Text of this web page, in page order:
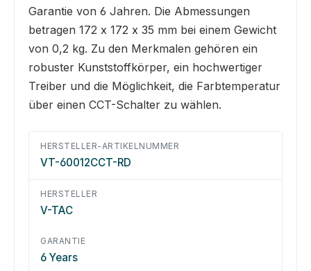
Garantie von 6 Jahren. Die Abmessungen
betragen 172 x 172 x 35 mm bei einem Gewicht
von 0,2 kg. Zu den Merkmalen gehören ein
robuster Kunststoffkörper, ein hochwertiger
Treiber und die Möglichkeit, die Farbtemperatur
über einen CCT-Schalter zu wählen.
HERSTELLER-ARTIKELNUMMER
VT-60012CCT-RD
HERSTELLER
V-TAC
GARANTIE
6 Years